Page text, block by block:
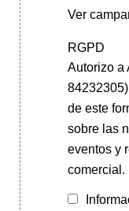
Ver
RGPD
Autorizo a
de este
sobre las
eventos y
comercial.